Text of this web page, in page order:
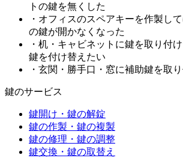
トの鍵を無くした
・オフィスのスペアキーを作製し
の鍵が開かなくなった
・机・キャビネットに鍵を取り付
鍵を付け替えたい
・玄関・勝手口・窓に補助鍵を取
鍵のサービス
鍵開け・鍵の解錠
鍵の作製・鍵の複製
鍵の修理・鍵の調整
鍵交換・鍵の取替え